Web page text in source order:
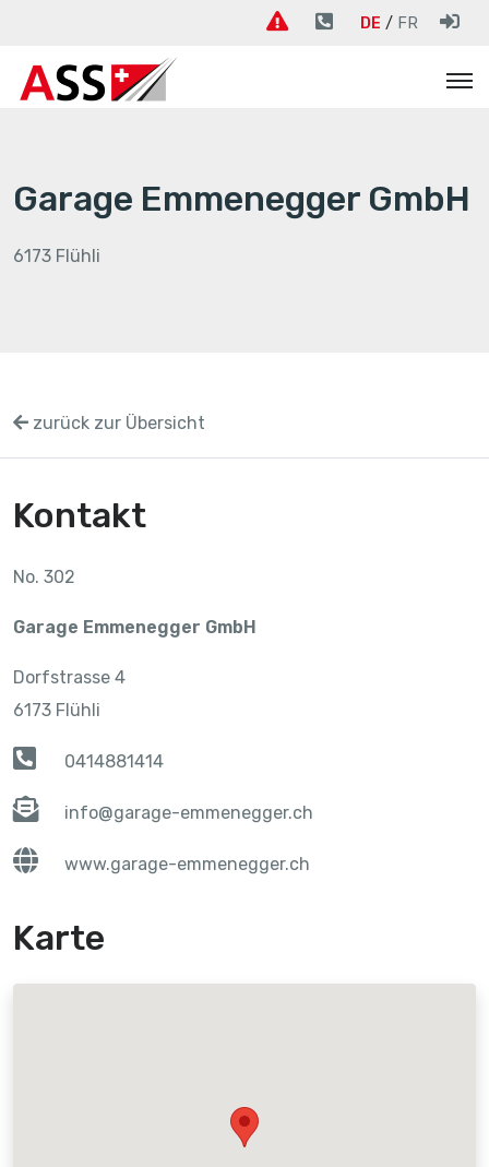
DE FR
Garage Emmenegger GmbH
6173 Flühli
zurück zur Übersicht
Kontakt
No. 302
Garage Emmenegger GmbH
Dorfstrasse 4
6173 Flühli
0414881414
info@garage-emmenegger.ch
www.garage-emmenegger.ch
Karte